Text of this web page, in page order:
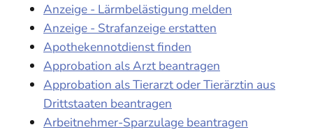
Anzeige - Lärmbelästigung melden
Anzeige - Strafanzeige erstatten
Apothekennotdienst finden
Approbation als Arzt beantragen
Approbation als Tierarzt oder Tierärztin aus
Drittstaaten beantragen
Arbeitnehmer-Sparzulage beantragen